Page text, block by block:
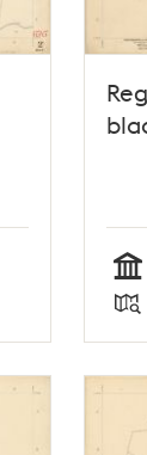
Tid
Typ